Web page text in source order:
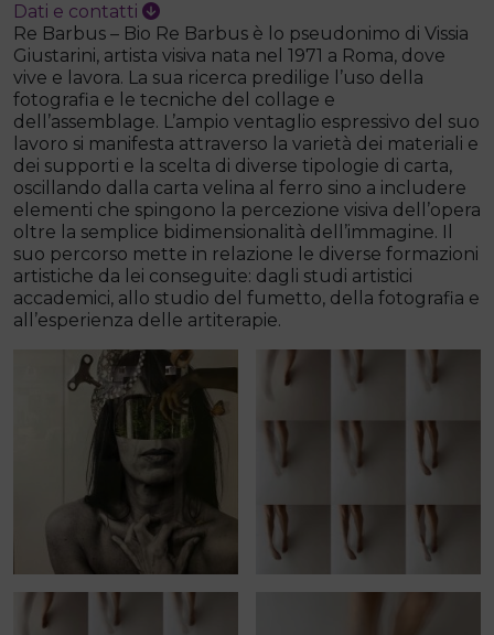
Dati e contatti
Re Barbus – Bio Re Barbus è lo pseudonimo di Vissia
Giustarini, artista visiva nata nel 1971 a Roma, dove
vive e lavora. La sua ricerca predilige l’uso della
fotografia e le tecniche del collage e
dell’assemblage. L’ampio ventaglio espressivo del suo
lavoro si manifesta attraverso la varietà dei materiali e
dei supporti e la scelta di diverse tipologie di carta,
oscillando dalla carta velina al ferro sino a includere
elementi che spingono la percezione visiva dell’opera
oltre la semplice bidimensionalità dell’immagine. Il
suo percorso mette in relazione le diverse formazioni
artistiche da lei conseguite: dagli studi artistici
accademici, allo studio del fumetto, della fotografia e
all’esperienza delle artiterapie.